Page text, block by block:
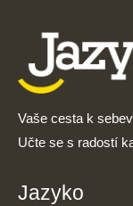
Vaše cesta k
Učte se s radostí
Jazyko